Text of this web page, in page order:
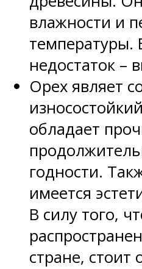
влажности и
температуры.
недостаток –
Орех являет
обладает
годности.
имеется
В силу того,
стране, стоит